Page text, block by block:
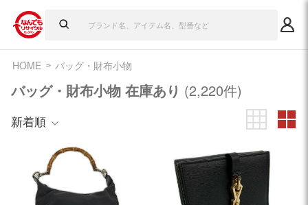
HOME バッグ・財布小物
バッグ・財布小物 在庫あり (2,220件)
新着順